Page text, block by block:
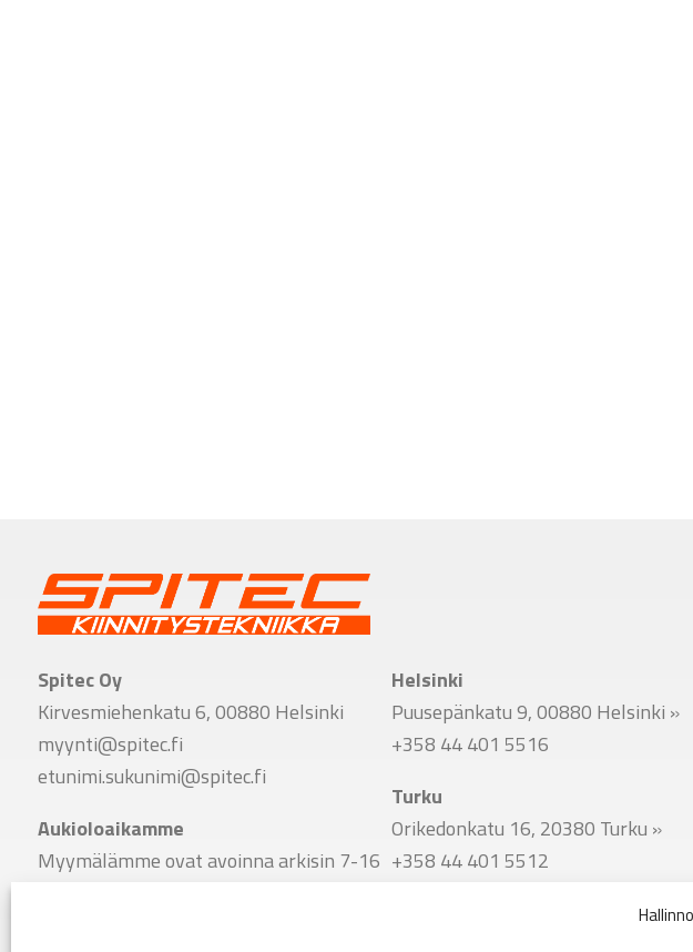
Spitec Oy
Kirvesmiehenkatu 6, 00880 Helsinki
myynti@spitec.fi
etunimi.sukunimi@spitec.fi
Aukioloaikamme
Myymälämme ovat avoinna arkisin 7-16
Helsinki
Puusepänkatu 9, 00880 Helsinki »
+358 44 401 5516
Turku
Orikedonkatu 16, 20380 Turku »
+358 44 401 5512